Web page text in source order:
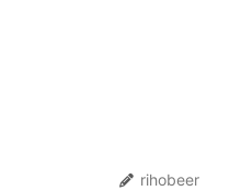
rihobeer